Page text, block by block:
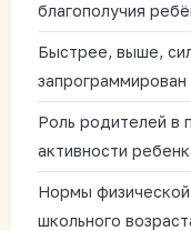
благополучия
Быстрее, выше,
Роль родителей в
активности
Нормы
школьного